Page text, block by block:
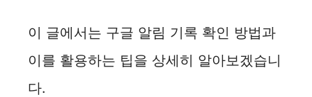
이 글에서는 구글 알림 기록 확인 방법과
이를 활용하는 팁을 상세히 알아보겠습니
다.